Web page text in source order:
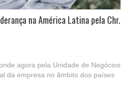
na América Latina pela Chr.
agora pela Unidade de Negócios
da empresa no âmbito dos países